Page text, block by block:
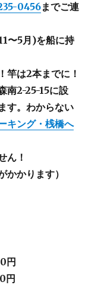
0456までご連
〜5月)を船に持
竿は2本までに！
南2-25-15に設
す。わからない
キング・桟橋へ
ん！
かります）
円
円